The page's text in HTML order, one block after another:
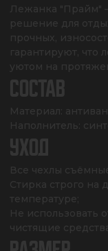
Лежанка "Прайм"
решение для
прочных,
гарантируют, что
уютом на
СОСТАВ
Материал:
Наполнитель:
УХОД
Все чехлы
Стирка строго
температуре;
Не использовать
чистящие